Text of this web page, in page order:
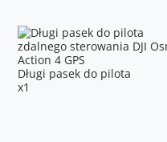
Długi pasek do pilota
x1